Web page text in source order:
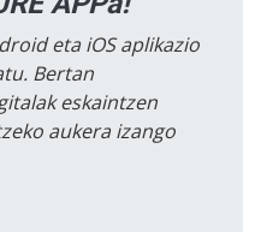
eta iOS aplikazio
Bertan
eskaintzen
aukera izango